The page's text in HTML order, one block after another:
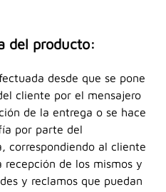
del producto:
desde que se pone
cliente por el mensajero
de la entrega o se hace
por parte del
correspondiendo al cliente
de los mismos y
y reclamos que puedan